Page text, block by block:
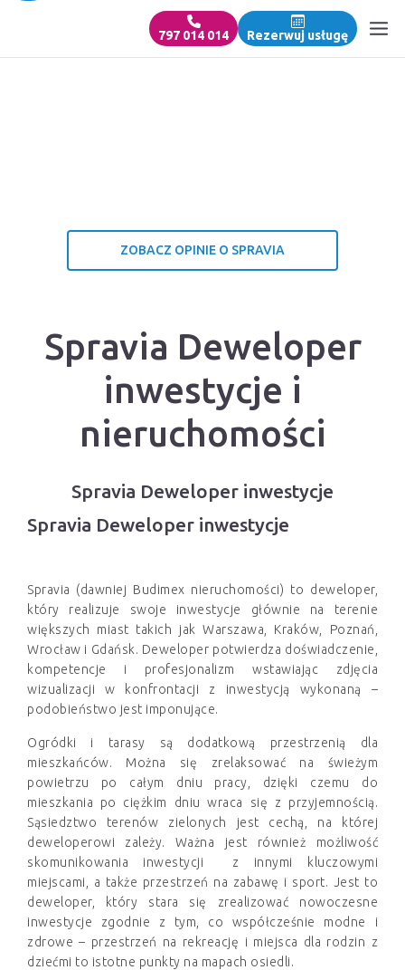
797 014 014 Rezerwuj usługę
ZOBACZ OPINIE O SPRAVIA
Spravia Deweloper
inwestycje i
nieruchomości
Spravia Deweloper inwestycje
Spravia Deweloper inwestycje
Spravia (dawniej Budimex nieruchomości) to deweloper,
który realizuje swoje inwestycje głównie na terenie
większych miast takich jak Warszawa, Kraków, Poznań,
Wrocław i Gdańsk. Deweloper potwierdza doświadczenie,
kompetencje i profesjonalizm wstawiając zdjęcia
wizualizacji w konfrontacji z inwestycją wykonaną –
podobieństwo jest imponujące.
Ogródki i tarasy są dodatkową przestrzenią dla
mieszkańców. Można się zrelaksować na świeżym
powietrzu po całym dniu pracy, dzięki czemu do
mieszkania po ciężkim dniu wraca się z przyjemnością.
Sąsiedztwo terenów zielonych jest cechą, na której
deweloperowi zależy. Ważna jest również możliwość
skomunikowania inwestycji z innymi kluczowymi
miejscami, a także przestrzeń na zabawę i sport. Jest to
deweloper, który stara się zrealizować nowoczesne
inwestycje zgodnie z tym, co współcześnie modne i
zdrowe – przestrzeń na rekreację i miejsca dla rodzin z
dziećmi to istotne punkty na mapach osiedli.